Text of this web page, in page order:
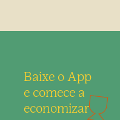
Baixe o App
e comece a
economizar